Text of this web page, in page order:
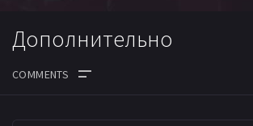
Дополнительно